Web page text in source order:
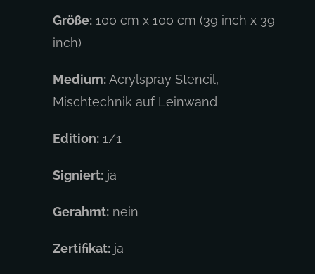
Größe:100 cm x 100 cm (39 inch x 39
inch)
Medium:Acrylspray Stencil,
Mischtechnik auf Leinwand
Edition:1/1
Signiert:ja
Gerahmt:nein
Zertifikat:ja